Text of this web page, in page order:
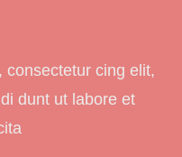
consectetur cing elit,
dunt ut labore et